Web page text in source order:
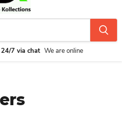
7 via chat We are online